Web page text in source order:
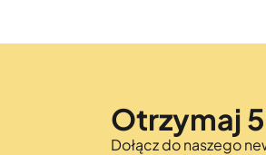
Otrzymaj
Dołącz do naszego